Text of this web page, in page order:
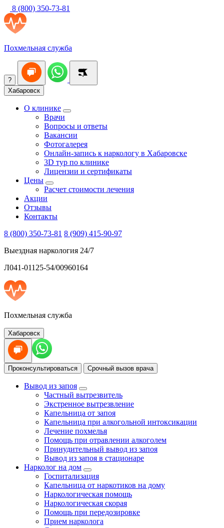
8 (800) 350-73-81
Похмельная служба
?
Хабаровск
О клинике
Врачи
Вопросы и ответы
Вакансии
Фотогалерея
Онлайн-запись к наркологу в Хабаровске
3D тур по клинике
Лицензии и сертификаты
Цены
Расчет стоимости лечения
Акции
Отзывы
Контакты
8 (800) 350-73-81 8 (909) 415-90-97
Выездная наркология 24/7
Л041-01125-54/00960164
Похмельная служба
Хабаровск
Проконсультироваться Срочный вызов врача
Вывод из запоя
Частный вытрезвитель
Экстренное вытрезвление
Капельница от запоя
Капельница при алкогольной интоксикации
Лечение похмелья
Помощь при отравлении алкоголем
Принудительный вывод из запоя
Вывод из запоя в стационаре
Нарколог на дом
Госпитализация
Капельница от наркотиков на дому
Наркологическая помощь
Наркологическая скорая
Помощь при передозировке
Прием нарколога